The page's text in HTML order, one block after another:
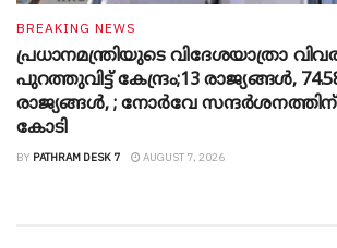
BREAKING NEWS
പ്രധാനമന്ത്രിയുടെ വിദേശയാത്രാ
പുറത്തുവിട്ട് കേന്ദ്രം;13 രാജ്യങ്ങൾ,
രാജ്യങ്ങൾ, ; നോർവേ സന്ദർശനത്തിന്
കോടി
BY PATHRAM DESK 7 AUGUST 7, 2026